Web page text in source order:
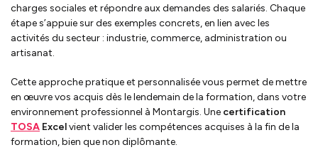
charges sociales et répondre aux demandes des salariés. Chaque
étape s’appuie sur des exemples concrets, en lien avec les
activités du secteur : industrie, commerce, administration ou
artisanat.
Cette approche pratique et personnalisée vous permet de mettre
en œuvre vos acquis dès le lendemain de la formation, dans votre
environnement professionnel à Montargis. Une certification
TOSA Excelvient valider les compétences acquises à la fin de la
formation, bien que non diplômante.